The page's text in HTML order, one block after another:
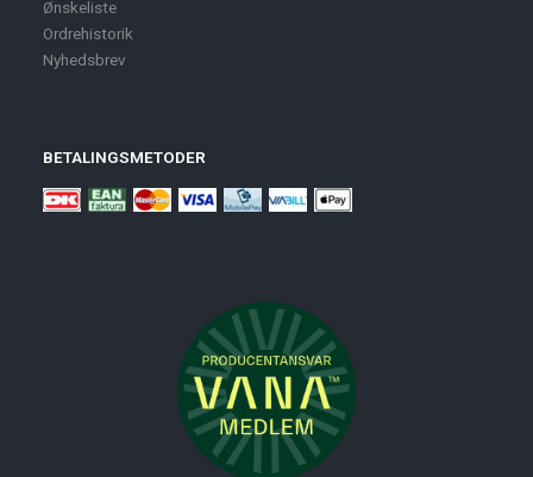
Ønskeliste
Ordrehistorik
Nyhedsbrev
BETALINGSMETODER